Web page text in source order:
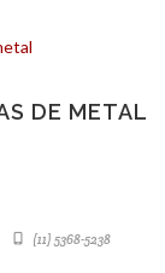
DE METAL
(11) 5368-5238